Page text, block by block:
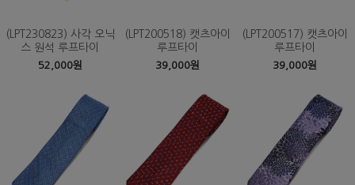
(LPT230823) 사각 오닉
스 원석 루프타이
52,000원
(LPT200518) 캣츠아이
루프타이
39,000원
(LPT200517) 캣츠아이
루프타이
39,000원